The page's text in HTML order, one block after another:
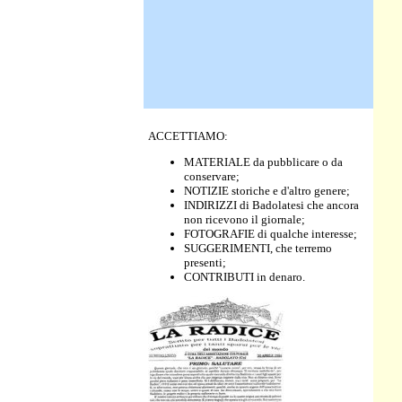
ACCETTIAMO:
MATERIALE da pubblicare o da
conservare;
NOTIZIE storiche e d'altro genere;
INDIRIZZI di Badolatesi che ancora
non ricevono il giornale;
FOTOGRAFIE di qualche interesse;
SUGGERIMENTI, che terremo
presenti;
CONTRIBUTI in denaro.